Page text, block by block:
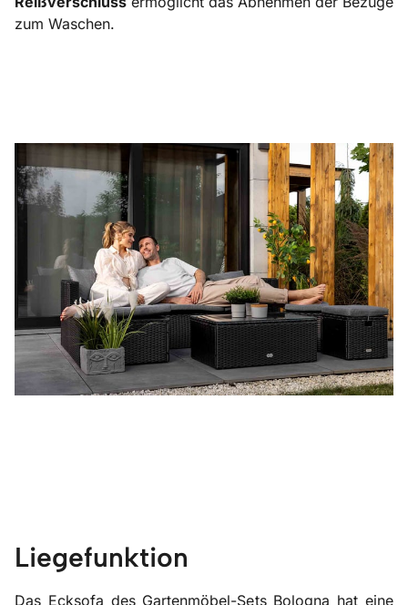
zum Waschen.
Liegefunktion
Das Ecksofa des Gartenmöbel-Sets Bologna hat eine